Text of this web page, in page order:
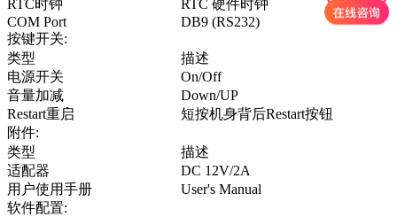
RTC时钟
RTC 硬件时钟
COM Port
DB9 (RS232)
按键开关:
类型
描述
电源开关
On/Off
音量加减
Down/UP
Restart重启
短按机身背后Restart按钮
附件:
类型
描述
适配器
DC 12V/2A
用户使用手册
User's Manual
软件配置: